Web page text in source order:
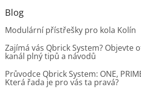
Blog
Modulární přístřešky pro kola Kolín
Zajímá vás Qbrick System? Objevte
kanál plný tipů a návodů
Průvodce Qbrick System: ONE,
Která řada je pro vás ta pravá?